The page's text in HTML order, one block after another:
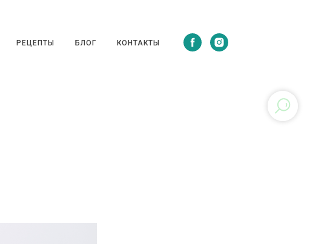
РЕЦЕПТЫ БЛОГ КОНТАКТЫ
РЕЦЕПТЫ БЛОГ КОНТАКТЫ